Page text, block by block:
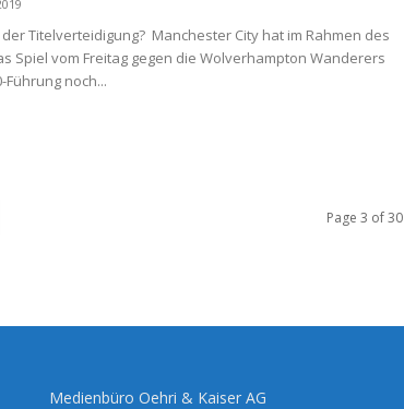
Titelverteidigung? Manchester City hat im Rahmen des
Spiel vom Freitag gegen die Wolverhampton Wanderers
Führung noch...
Page 3 of 30
Medienbüro Oehri & Kaiser AG